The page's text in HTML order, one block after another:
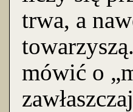
trwa, a
mówić o